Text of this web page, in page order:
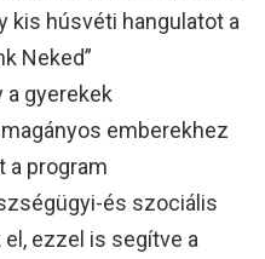
kis húsvéti hangulatot a
Neked”
a gyerekek
emberekhez
a program
és szociális
ezzel is segítve a